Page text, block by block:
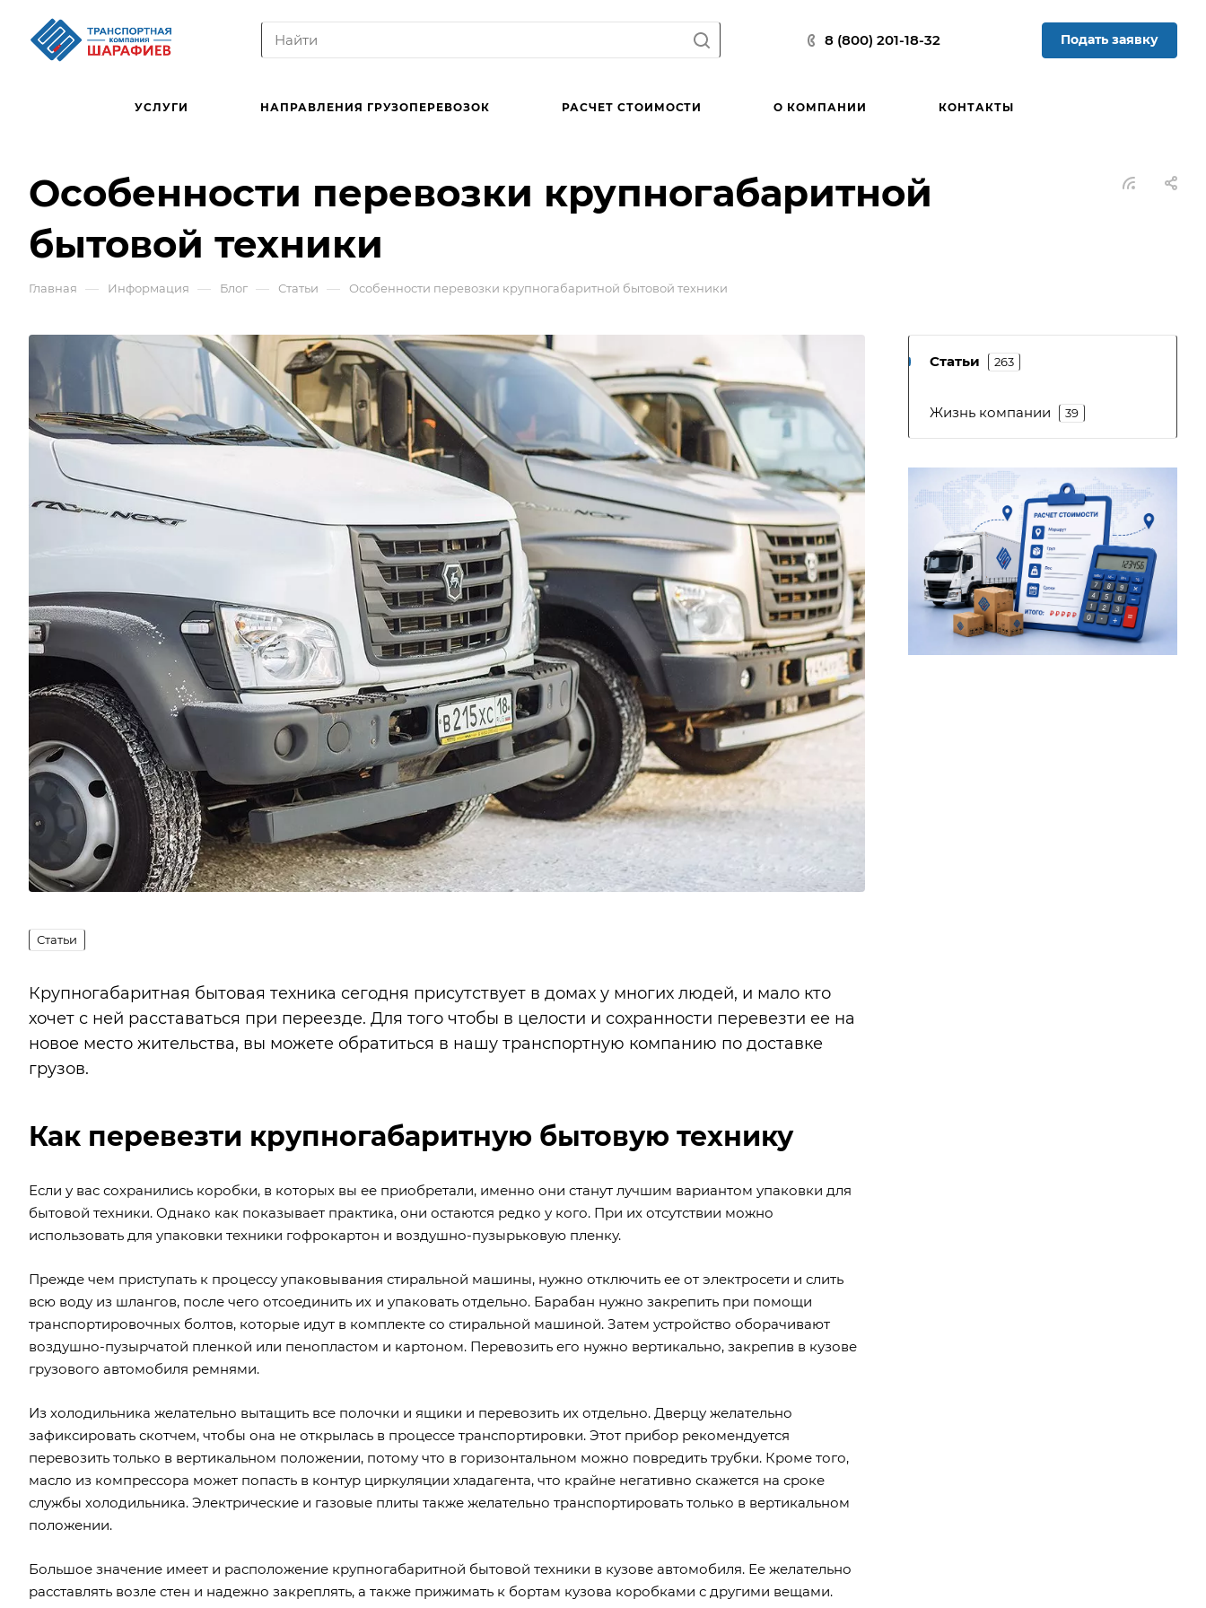
8 (800) 201-18-32 Подать заявку
УСЛУГИ НАПРАВЛЕНИЯ ГРУЗОПЕРЕВОЗОК РАСЧЕТ СТОИМОСТИ О КОМПАНИИ КОНТАКТЫ
Особенности перевозки крупногабаритной
бытовой техники
Главная — Информация — Блог — Статьи — Особенности перевозки крупногабаритной бытовой техники
Статьи
Крупногабаритная бытовая техника сегодня присутствует в домах у многих людей, и мало кто
хочет с ней расставаться при переезде. Для того чтобы в целости и сохранности перевезти ее на
новое место жительства, вы можете обратиться в нашу транспортную компанию по доставке
грузов.
Как перевезти крупногабаритную бытовую технику
Если у вас сохранились коробки, в которых вы ее приобретали, именно они станут лучшим вариантом упаковки для
бытовой техники. Однако как показывает практика, они остаются редко у кого. При их отсутствии можно
использовать для упаковки техники гофрокартон и воздушно-пузырьковую пленку.
Прежде чем приступать к процессу упаковывания стиральной машины, нужно отключить ее от электросети и слить
всю воду из шлангов, после чего отсоединить их и упаковать отдельно. Барабан нужно закрепить при помощи
транспортировочных болтов, которые идут в комплекте со стиральной машиной. Затем устройство оборачивают
воздушно-пузырчатой пленкой или пенопластом и картоном. Перевозить его нужно вертикально, закрепив в кузове
грузового автомобиля ремнями.
Из холодильника желательно вытащить все полочки и ящики и перевозить их отдельно. Дверцу желательно
зафиксировать скотчем, чтобы она не открылась в процессе транспортировки. Этот прибор рекомендуется
перевозить только в вертикальном положении, потому что в горизонтальном можно повредить трубки. Кроме того,
масло из компрессора может попасть в контур циркуляции хладагента, что крайне негативно скажется на сроке
службы холодильника. Электрические и газовые плиты также желательно транспортировать только в вертикальном
положении.
Большое значение имеет и расположение крупногабаритной бытовой техники в кузове автомобиля. Ее желательно
расставлять возле стен и надежно закреплять, а также прижимать к бортам кузова коробками с другими вещами.
Статьи 263
Жизнь компании 39